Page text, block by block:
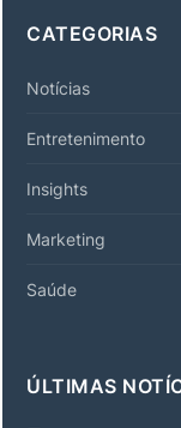
CATEGORIAS
Notícias
Entretenimento
Insights
Marketing
Saúde
ÚLTIMAS